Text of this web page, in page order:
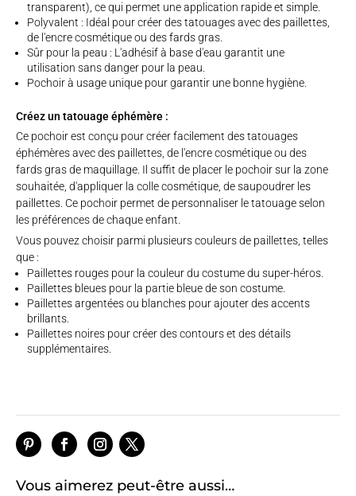
transparent), ce qui permet une application rapide et simple.
Polyvalent : Idéal pour créer des tatouages avec des paillettes,
de l'encre cosmétique ou des fards gras.
Sûr pour la peau : L'adhésif à base d'eau garantit une
utilisation sans danger pour la peau.
Pochoir à usage unique pour garantir une bonne hygiène.
Créez un tatouage éphémère :
Ce pochoir est conçu pour créer facilement des tatouages
éphémères avec des paillettes, de l'encre cosmétique ou des
fards gras de maquillage. Il suffit de placer le pochoir sur la zone
souhaitée, d'appliquer la colle cosmétique, de saupoudrer les
paillettes. Ce pochoir permet de personnaliser le tatouage selon
les préférences de chaque enfant.
Vous pouvez choisir parmi plusieurs couleurs de paillettes, telles
que :
Paillettes rouges pour la couleur du costume du super-héros.
Paillettes bleues pour la partie bleue de son costume.
Paillettes argentées ou blanches pour ajouter des accents
brillants.
Paillettes noires pour créer des contours et des détails
supplémentaires.
Vous aimerez peut-être aussi…